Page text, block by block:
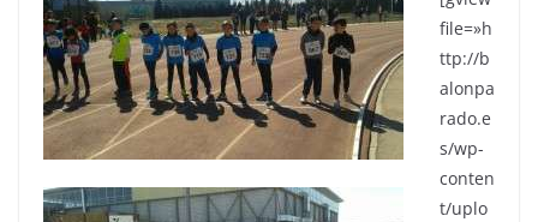
file=»h
ttp://b
alonpa
rado.e
s/wp-
conten
t/uplo